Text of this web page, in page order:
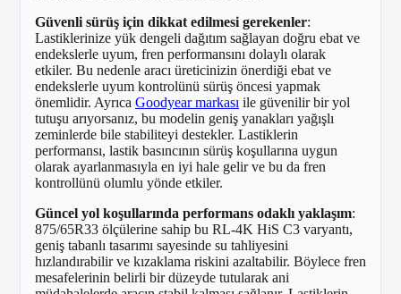
Güvenli sürüş için dikkat edilmesi gerekenler:
Lastiklerinize yük dengeli dağıtım sağlayan doğru ebat ve
endekslerle uyum, fren performansını dolaylı olarak
etkiler. Bu nedenle aracı üreticinizin önerdiği ebat ve
endekslerle uyum kontrolünü sürüş öncesi yapmak
önemlidir. Ayrıca Goodyear markası ile güvenilir bir yol
tutuşu arıyorsanız, bu modelin geniş yanakları yağışlı
zeminlerde bile stabiliteyi destekler. Lastiklerin
performansı, lastik basıncının sürüş koşullarına uygun
olarak ayarlanmasıyla en iyi hale gelir ve bu da fren
kontrollünü olumlu yönde etkiler.
Güncel yol koşullarında performans odaklı yaklaşım:
875/65R33 ölçülerine sahip bu RL-4K HiS C3 varyantı,
geniş tabanlı tasarımı sayesinde su tahliyesini
hızlandırabilir ve kızaklama riskini azaltabilir. Böylece fren
mesafelerinin belirli bir düzeyde tutularak ani